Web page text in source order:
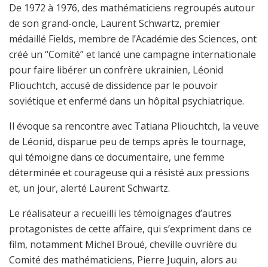
De 1972 à 1976, des mathématiciens regroupés autour
de son grand-oncle, Laurent Schwartz, premier
médaillé Fields, membre de l’Académie des Sciences, ont
créé un “Comité” et lancé une campagne internationale
pour faire libérer un confrère ukrainien, Léonid
Pliouchtch, accusé de dissidence par le pouvoir
soviétique et enfermé dans un hôpital psychiatrique.
Il évoque sa rencontre avec Tatiana Pliouchtch, la veuve
de Léonid, disparue peu de temps après le tournage,
qui témoigne dans ce documentaire, une femme
déterminée et courageuse qui a résisté aux pressions
et, un jour, alerté Laurent Schwartz.
Le réalisateur a recueilli les témoignages d’autres
protagonistes de cette affaire, qui s’expriment dans ce
film, notamment Michel Broué, cheville ouvrière du
Comité des mathématiciens, Pierre Juquin, alors au